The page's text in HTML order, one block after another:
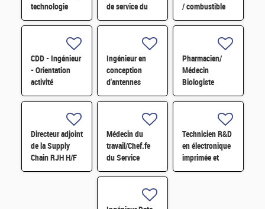
technologie
d'imagerie
infrarouge H/F
de service du
SPST H/F
/ combustible
H/F
CDD - Ingénieur
- Orientation
activité
Pérovskite pour
spatiales H/F
Ingénieur en
conception
d'antennes
compactes
électroniquement
H/F
Pharmacien/
Médecin
Biologiste
laboratoire de
Médicale H/F
H/F
Directeur adjoint
de la Supply
Chain RJH H/F
Médecin du
travail/Chef.fe
du Service
Prévention et
Technicien R&D
en électronique
imprimée et
hybride H/F